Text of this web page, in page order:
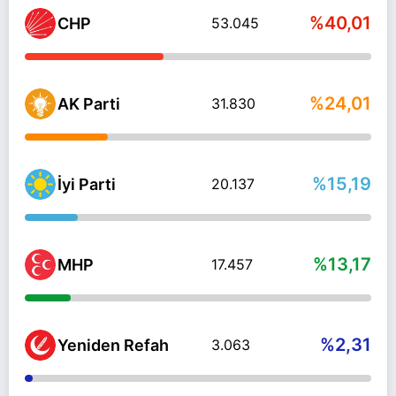
CHP 53.045 %40,01
AK Parti 31.830 %24,01
İyi Parti 20.137 %15,19
MHP 17.457 %13,17
Yeniden Refah 3.063 %2,31